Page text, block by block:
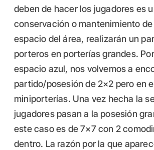
deben de hacer los jugadores es
conservación o mantenimiento de
espacio del área, realizarán un
porteros en porterías grandes.
espacio azul, nos volvemos a
partido/posesión de 2×2 pero en
miniporterías. Una vez hecha la
jugadores pasan a la posesión
este caso es de 7×7 con 2
dentro. La razón por la que